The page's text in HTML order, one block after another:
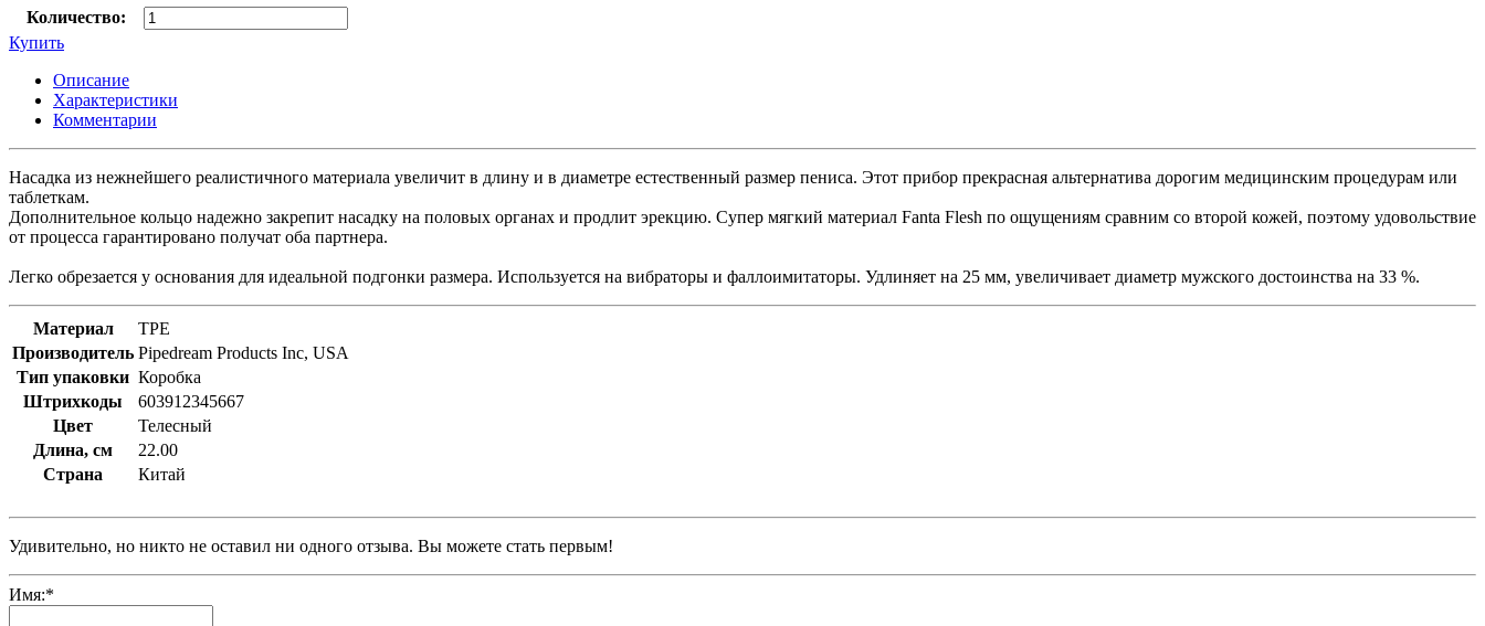
Количество:
Купить
Описание
Характеристики
Комментарии
Насадка из нежнейшего реалистичного материала увеличит в длину и в диаметре естественный размер пениса. Этот прибор прекрасная альтернатива дорогим медицинским процедурам или
таблеткам.
Дополнительное кольцо надежно закрепит насадку на половых органах и продлит эрекцию. Супер мягкий материал Fanta Flesh по ощущениям сравним со второй кожей, поэтому удовольствие
от процесса гарантировано получат оба партнера.
Легко обрезается у основания для идеальной подгонки размера. Используется на вибраторы и фаллоимитаторы. Удлиняет на 25 мм, увеличивает диаметр мужского достоинства на 33 %.
Материал
TPE
Производитель Pipedream Products Inc, USA
Тип упаковки Коробка
Штрихкоды
603912345667
Цвет
Телесный
Длина, см
22.00
Страна
Китай
Удивительно, но никто не оставил ни одного отзыва. Вы можете стать первым!
Имя:*